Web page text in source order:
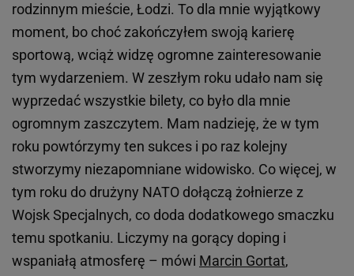
rodzinnym mieście, Łodzi. To dla mnie wyjątkowy
moment, bo choć zakończyłem swoją karierę
sportową, wciąż widzę ogromne zainteresowanie
tym wydarzeniem. W zeszłym roku udało nam się
wyprzedać wszystkie bilety, co było dla mnie
ogromnym zaszczytem. Mam nadzieję, że w tym
roku powtórzymy ten sukces i po raz kolejny
stworzymy niezapomniane widowisko. Co więcej, w
tym roku do drużyny NATO dołączą żołnierze z
Wojsk Specjalnych, co doda dodatkowego smaczku
temu spotkaniu. Liczymy na gorący doping i
wspaniałą atmosferę – mówi Marcin Gortat,